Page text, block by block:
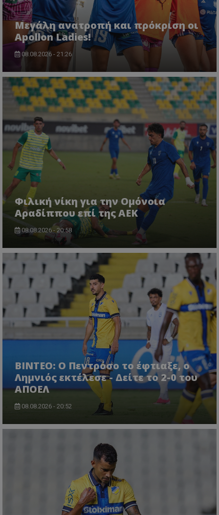
Μεγάλη ανατροπή και πρόκριση οι
Apollon Ladies!
08.08.2026 - 21:26
Φιλική νίκη για την Ομόνοια
Αραδίππου επί της ΑΕΚ
08.08.2026 - 20:58
ΒΙΝΤΕΟ: Ο Πεντρόσο το έφτιαξε, ο
Λημνιός εκτέλεσε - Δείτε το 2-0 του
ΑΠΟΕΛ
08.08.2026 - 20:52